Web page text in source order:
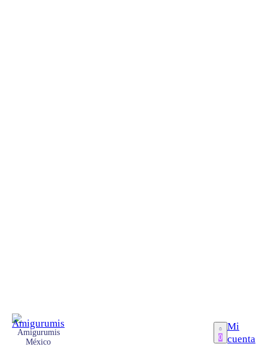
Amigurumis
México
0
Mi
cuenta